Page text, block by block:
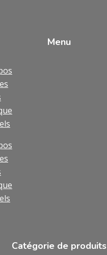
Menu
Catégorie de produits